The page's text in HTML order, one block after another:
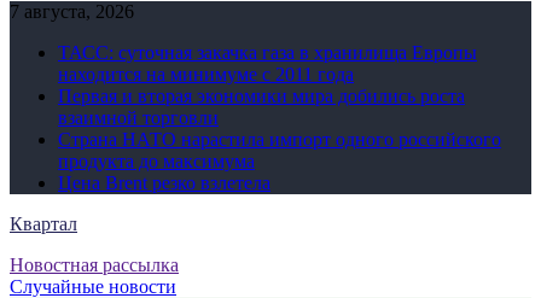
7 августа, 2026
ТАСС: суточная закачка газа в хранилища Европы
находится на минимуме с 2011 года
Первая и вторая экономики мира добились роста
взаимной торговли
Страна НАТО нарастила импорт одного российского
продукта до максимума
Цена Brent резко взлетела
Квартал
Новостная рассылка
Случайные новости